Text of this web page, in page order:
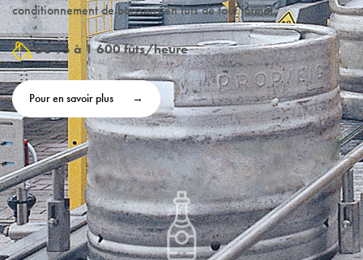
conditionnement de boissons en fûts de tout format.
De 15 à 1 600 fûts/heure
Pour en savoir plus